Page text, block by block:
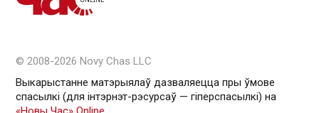
© 2008-2026 Novy Chas LLC
Выкарыстанне матэрыялаў дазваляецца пры ўмове
спасылкі (для інтэрнэт-рэсурсаў — гiперспасылкi) на